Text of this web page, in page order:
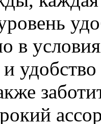
в
и